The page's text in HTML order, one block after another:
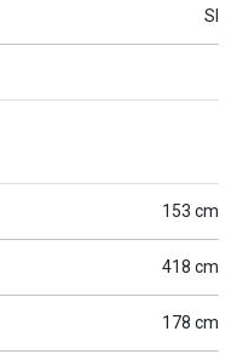
SI
153 cm
418 cm
178 cm